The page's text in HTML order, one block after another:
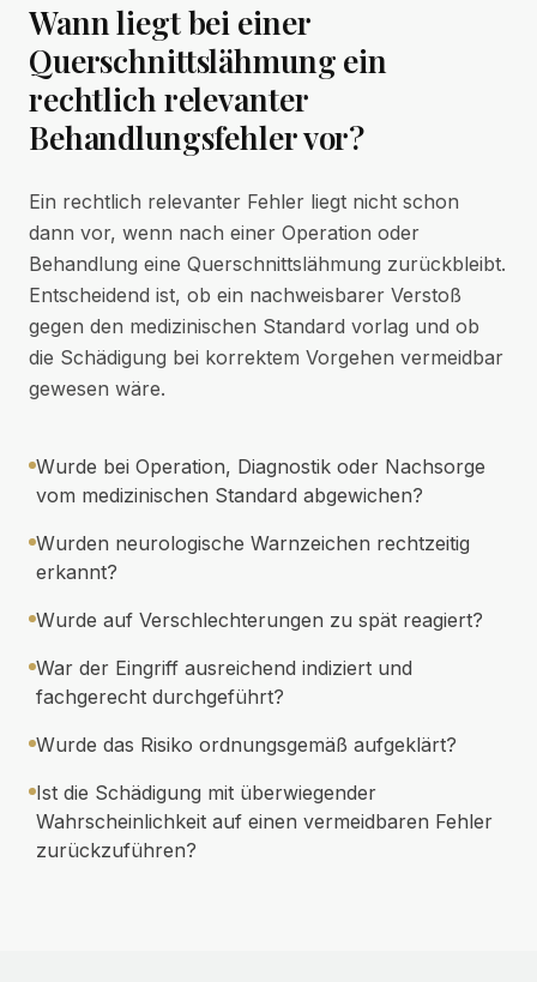
Wann liegt bei einer
Querschnittslähmung ein
rechtlich relevanter
Behandlungsfehler vor?
Ein rechtlich relevanter Fehler liegt nicht schon
dann vor, wenn nach einer Operation oder
Behandlung eine Querschnittslähmung zurückbleibt.
Entscheidend ist, ob ein nachweisbarer Verstoß
gegen den medizinischen Standard vorlag und ob
die Schädigung bei korrektem Vorgehen vermeidbar
gewesen wäre.
Wurde bei Operation, Diagnostik oder Nachsorge
vom medizinischen Standard abgewichen?
Wurden neurologische Warnzeichen rechtzeitig
erkannt?
Wurde auf Verschlechterungen zu spät reagiert?
War der Eingriff ausreichend indiziert und
fachgerecht durchgeführt?
Wurde das Risiko ordnungsgemäß aufgeklärt?
Ist die Schädigung mit überwiegender
Wahrscheinlichkeit auf einen vermeidbaren Fehler
zurückzuführen?